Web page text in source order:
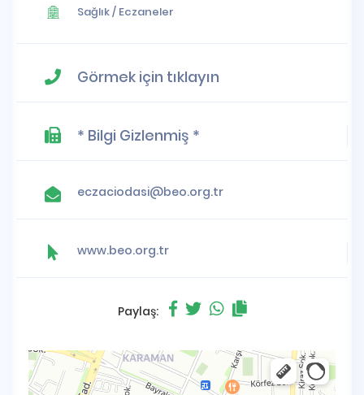
Sağlık/ Eczaneler
Görmek için tıklayın
* Bilgi Gizlenmiş *
eczaciodasi@beo.org.tr
www.beo.org.tr
Paylaş: